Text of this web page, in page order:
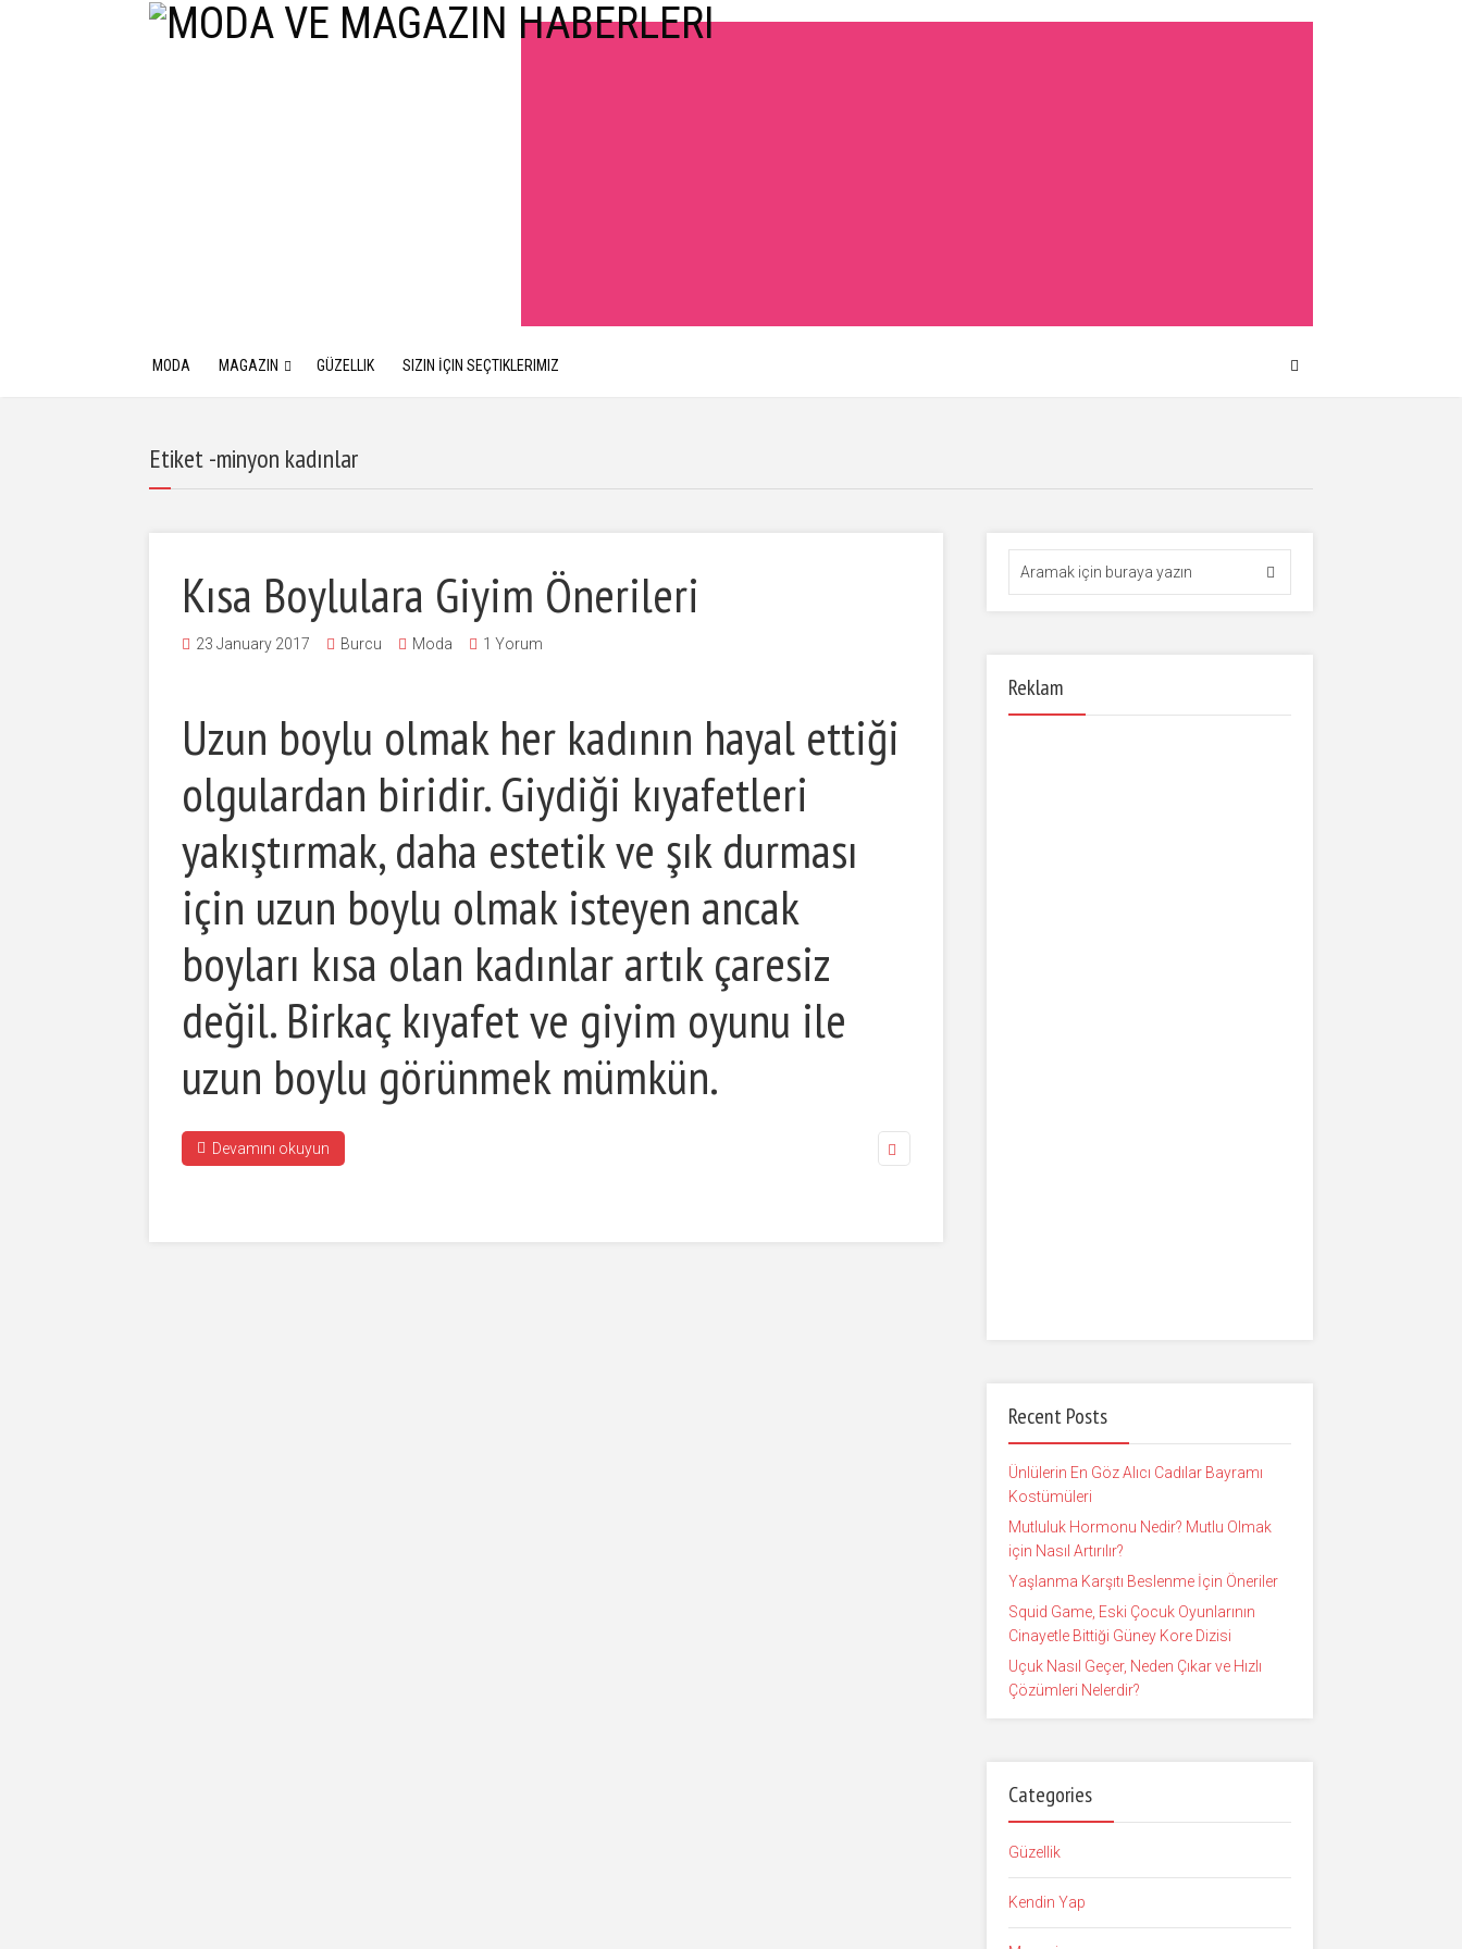
MODA MAGAZIN GÜZELLIK SIZIN İÇIN SEÇTIKLERIMIZ
Etiket -minyon kadınlar
Kısa Boylulara Giyim Önerileri
23 January 2017 Burcu Moda 1 Yorum
Uzun boylu olmak her kadının hayal ettiği
olgulardan biridir. Giydiği kıyafetleri
yakıştırmak, daha estetik ve şık durması
için uzun boylu olmak isteyen ancak
boyları kısa olan kadınlar artık çaresiz
değil. Birkaç kıyafet ve giyim oyunu ile
uzun boylu görünmek mümkün.
Devamını okuyun
Reklam
Recent Posts
Ünlülerin En Göz Alıcı Cadılar Bayramı
Kostümüleri
Mutluluk Hormonu Nedir? Mutlu Olmak
için Nasıl Artırılır?
Yaşlanma Karşıtı Beslenme İçin Öneriler
Squid Game, Eski Çocuk Oyunlarının
Cinayetle Bittiği Güney Kore Dizisi
Uçuk Nasıl Geçer, Neden Çıkar ve Hızlı
Çözümleri Nelerdir?
Categories
Güzellik
Kendin Yap